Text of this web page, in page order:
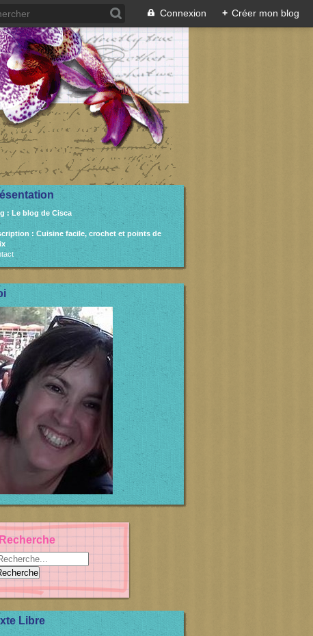
Connexion + Créer mon blog
: Le blog de Cisca
: Cuisine facile, crochet et points de
Recherche
Libre